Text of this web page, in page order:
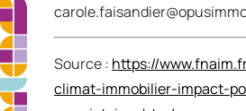
Source : https://
climat-immobilier-impact-